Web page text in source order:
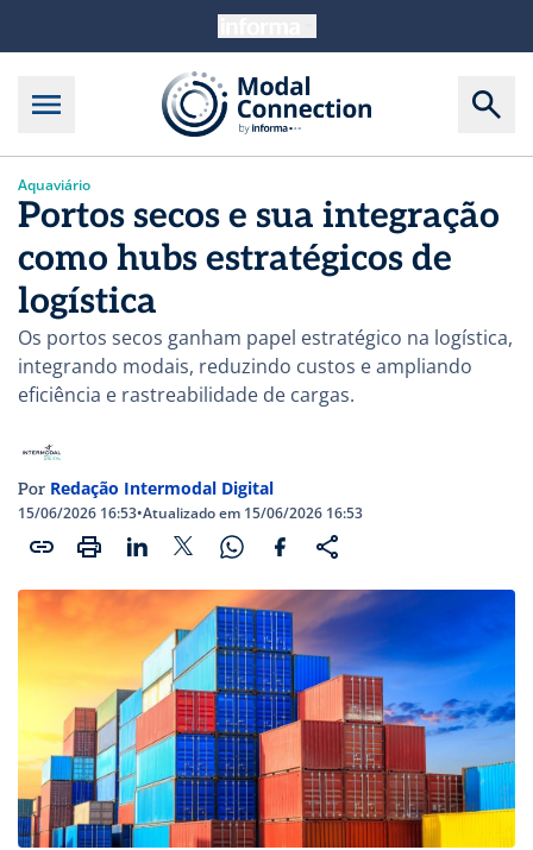
Aquaviário
Portos secos e sua integração
como hubs estratégicos de
logística
Os portos secos ganham papel estratégico na logística,
integrando modais, reduzindo custos e ampliando
eficiência e rastreabilidade de cargas.
Por Redação Intermodal Digital
15/06/2026 16:53•Atualizado em 15/06/2026 16:53